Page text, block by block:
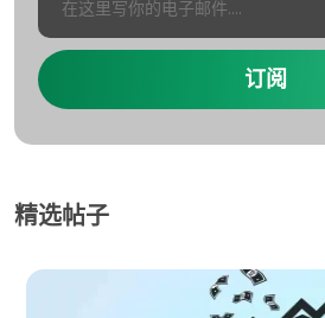
订阅
精选帖子